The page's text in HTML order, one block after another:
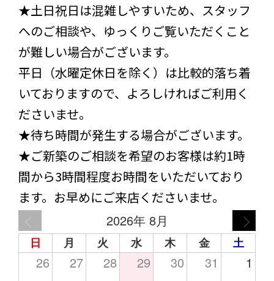
★土日祝日は混雑しやすいため、スタッフ
へのご相談や、ゆっくりご覧いただくこと
が難しい場合がございます。
平日（水曜定休日を除く）は比較的落ち着
いておりますので、よろしければご利用く
ださいませ。
★待ち時間が発生する場合がございます。
★ご新築のご相談を希望のお客様は約1時
間から3時間程度お時間をいただいており
ます。お早めにご来店くださいませ。
2026年 8月
日 月 火 水 木 金 土
26 27 28 29 30 31 1